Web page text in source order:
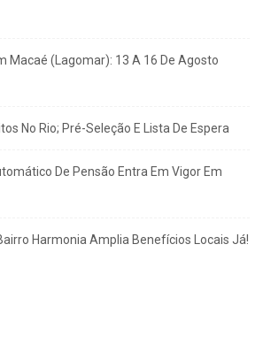
Macaé (Lagomar): 13 A 16 De Agosto
No Rio; Pré-Seleção E Lista De Espera
De Pensão Entra Em Vigor Em
Harmonia Amplia Benefícios Locais Já!